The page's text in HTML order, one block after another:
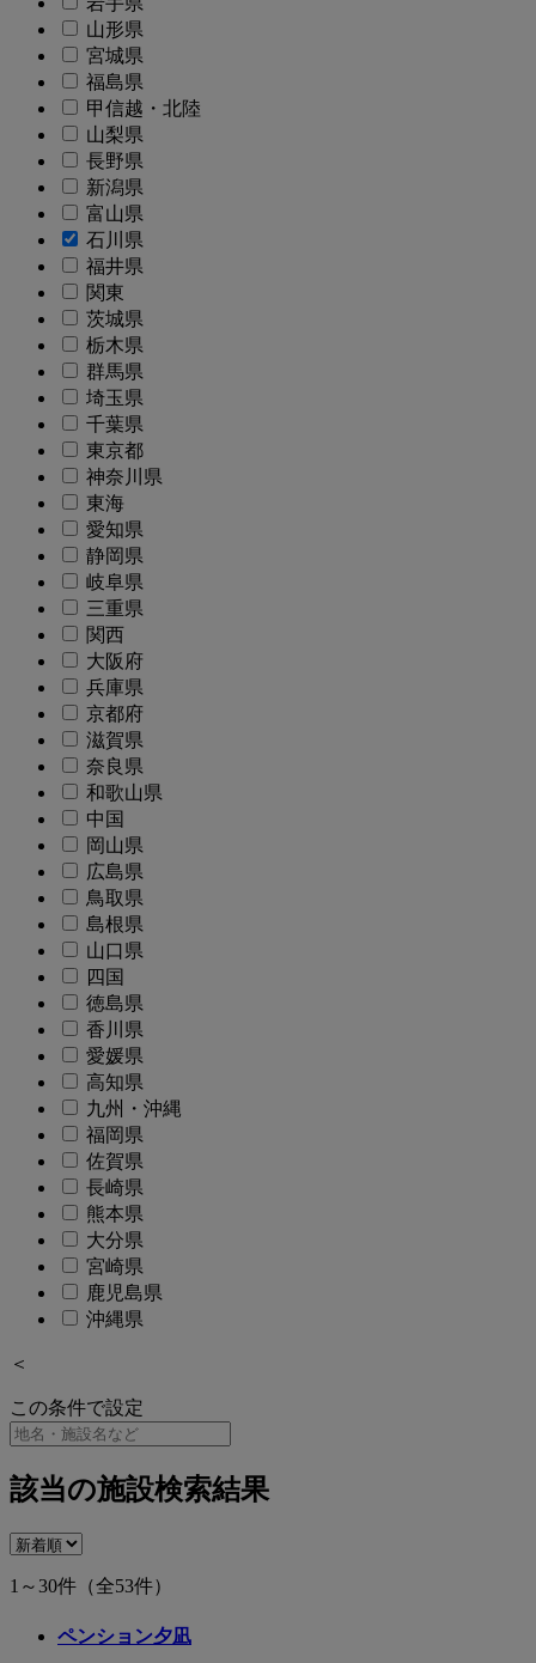
山形県
宮城県
福島県
甲信越・北陸
山梨県
長野県
新潟県
富山県
石川県
福井県
関東
茨城県
栃木県
群馬県
埼玉県
千葉県
東京都
神奈川県
東海
愛知県
静岡県
岐阜県
三重県
関西
大阪府
兵庫県
京都府
滋賀県
奈良県
和歌山県
中国
岡山県
広島県
鳥取県
島根県
山口県
四国
徳島県
香川県
愛媛県
高知県
九州・沖縄
福岡県
佐賀県
長崎県
熊本県
大分県
宮崎県
鹿児島県
沖縄県
＜
この条件で設定
該当の施設検索結果
1～30件 （全53件）
ペンション夕凪